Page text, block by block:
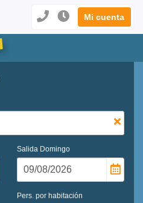
Mi cuenta
Salida Domingo
Pers. por habitación